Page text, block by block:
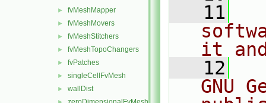
► fvMeshMapper
► fvMeshMovers
► fvMeshStitchers
► fvMeshTopoChangers
► fvPatches
► singleCellFvMesh
► wallDist
   11
it
   12
GNU